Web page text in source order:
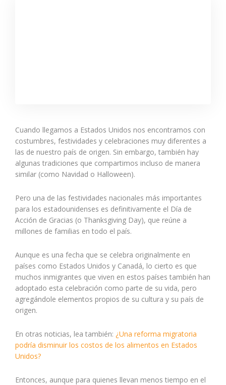
Cuando llegamos a Estados Unidos nos encontramos con
costumbres, festividades y celebraciones muy diferentes a
las de nuestro país de origen. Sin embargo, también hay
algunas tradiciones que compartimos incluso de manera
similar (como Navidad o Halloween).
Pero una de las festividades nacionales más importantes
para los estadounidenses es definitivamente el Día de
Acción de Gracias (o Thanksgiving Day), que reúne a
millones de familias en todo el país.
Aunque es una fecha que se celebra originalmente en
países como Estados Unidos y Canadá, lo cierto es que
muchos inmigrantes que viven en estos países también han
adoptado esta celebración como parte de su vida, pero
agregándole elementos propios de su cultura y su país de
origen.
En otras noticias, lea también: ¿Una reforma migratoria
podría disminuir los costos de los alimentos en Estados
Unidos?
Entonces, aunque para quienes llevan menos tiempo en el